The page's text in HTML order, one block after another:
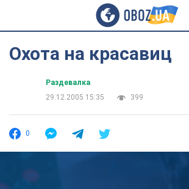
Охота на красавиц
Раздевалка
29.12.2005 15:35
399
0